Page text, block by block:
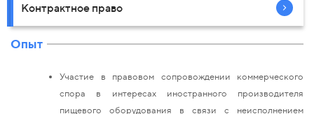
Контрактное право
Опыт
Участие в правовом сопровождении коммерческого
спора в интересах иностранного производителя
пищевого оборудования в связи с неисполнением